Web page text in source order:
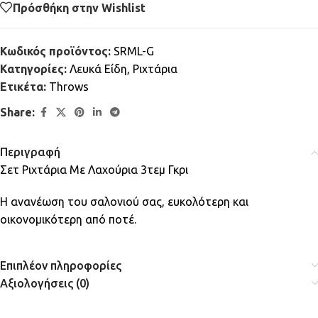
Πρόσθήκη στην Wishlist
Κωδικός προϊόντος: SRML-G
Κατηγορίες: Λευκά Είδη, Ριχτάρια
Ετικέτα: Throws
Share:
Περιγραφή
Σετ Ριχτάρια Με Λαχούρια 3τεμ Γκρι
Η ανανέωση του σαλονιού σας, ευκολότερη και
οικονομικότερη από ποτέ.
Επιπλέον πληροφορίες
Αξιολογήσεις (0)